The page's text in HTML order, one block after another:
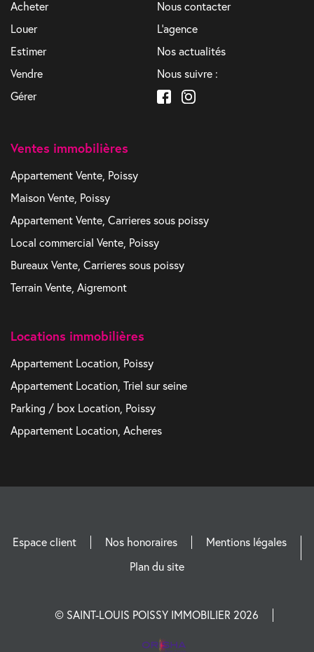
Acheter
Louer
Estimer
Vendre
Gérer
Nous contacter
L'agence
Nos actualités
Nous suivre :
Ventes immobilières
Appartement Vente, Poissy
Maison Vente, Poissy
Appartement Vente, Carrieres sous poissy
Local commercial Vente, Poissy
Bureaux Vente, Carrieres sous poissy
Terrain Vente, Aigremont
Locations immobilières
Appartement Location, Poissy
Appartement Location, Triel sur seine
Parking / box Location, Poissy
Appartement Location, Acheres
Espace client Nos honoraires
Mentions légales
Plan du site
© SAINT-LOUIS POISSY IMMOBILIER 2026